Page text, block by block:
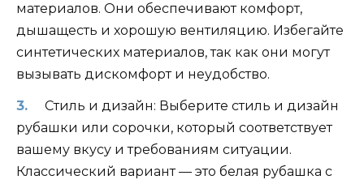
материалов. Они обеспечивают комфорт,
дышащесть и хорошую вентиляцию. Избегайте
синтетических материалов, так как они могут
вызывать дискомфорт и неудобство.
Стиль и дизайн: Выберите стиль и дизайн
рубашки или сорочки, который соответствует
вашему вкусу и требованиям ситуации.
Классический вариант — это белая рубашка с